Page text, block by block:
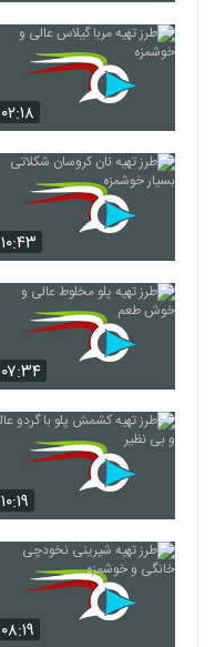
۰۲:۱۸
۱۰:۴۳
۰۷:۳۴
۱۰:۱۹
۰۸:۱۹